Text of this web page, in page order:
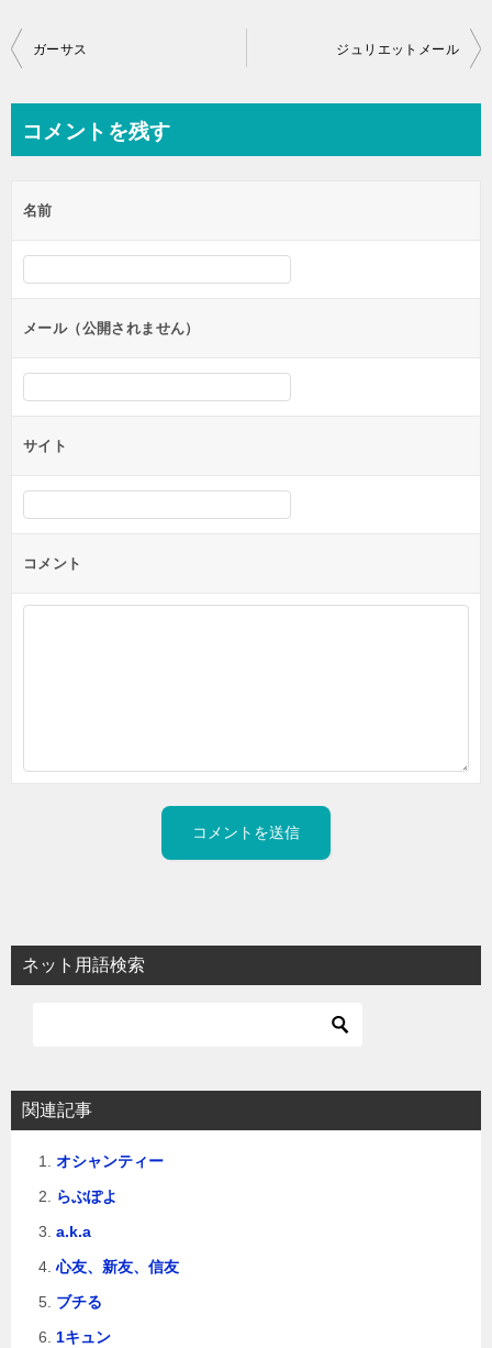
投
ビ
ー
シ
ン
ガーサス ジュリエットメール
コメントを残す
名前
メール（公開されません）
サイト
コメント
ネット用語検索
関連記事
オシャンティー
らぶぽよ
a.k.a
心友、新友、信友
ブチる
1キュン